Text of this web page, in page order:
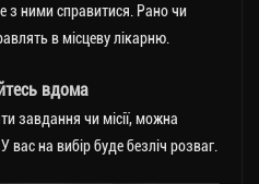
з ними справитися. Рано чи
в місцеву лікарню.
вдома
завдання чи місії, можна
вас на вибір буде безліч розваг.